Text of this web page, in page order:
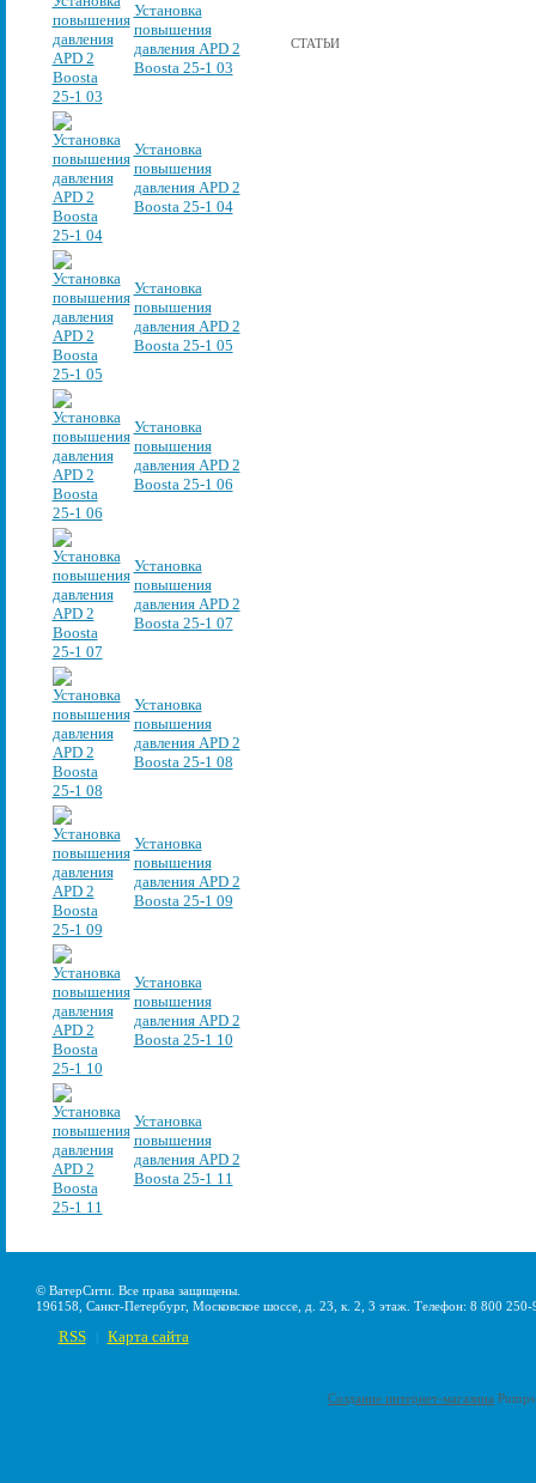
Установка
повышения
давления APD 2
Boosta 25-1 03
Установка
повышения
давления APD 2
Boosta 25-1 04
Установка
повышения
давления APD 2
Boosta 25-1 05
Установка
повышения
давления APD 2
Boosta 25-1 06
Установка
повышения
давления APD 2
Boosta 25-1 07
Установка
повышения
давления APD 2
Boosta 25-1 08
Установка
повышения
давления APD 2
Boosta 25-1 09
Установка
повышения
давления APD 2
Boosta 25-1 10
Установка
повышения
давления APD 2
Boosta 25-1 11
СТАТЬИ
© ВатерСити. Все права защищены.
196158, Санкт-Петербург, Московское шоссе, д. 23, к. 2, 3 этаж. Телефон: 8 800
RSS Карта сайта
Создание интернет-магазина